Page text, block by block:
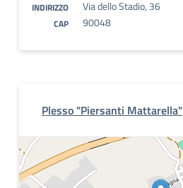
INDIRIZZO Via dello Stadio, 36
CAP 90048
Plesso "Piersanti Mattarella"